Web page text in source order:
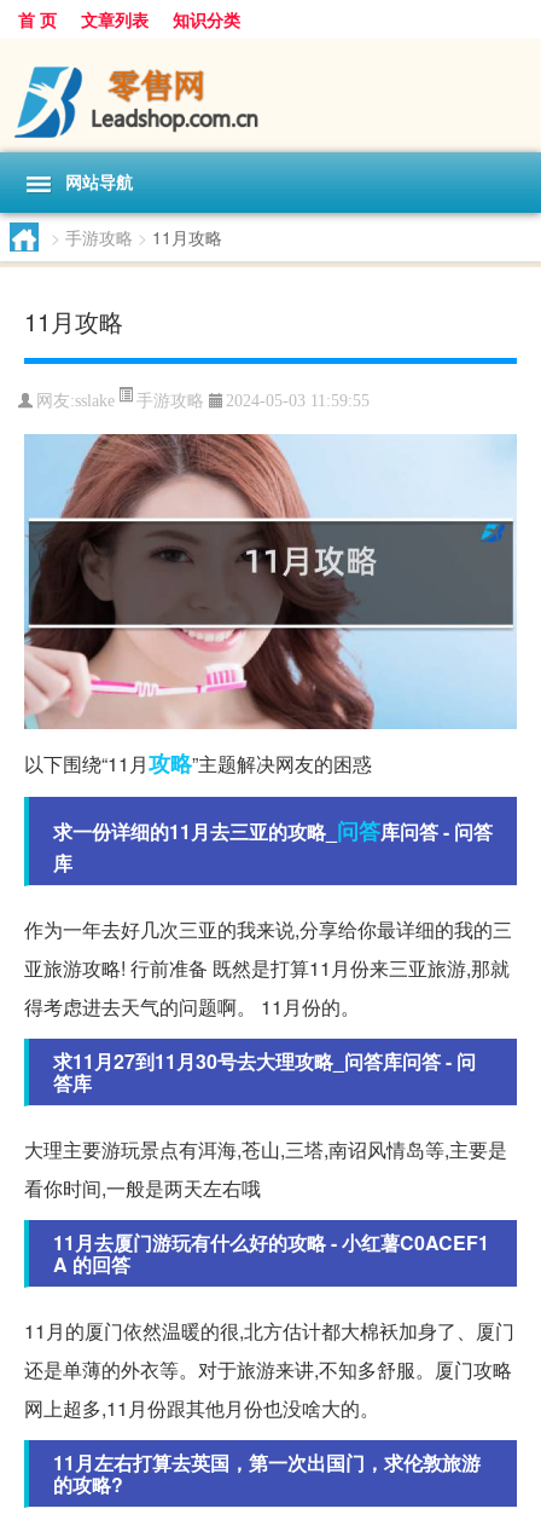
首 页 文章列表 知识分类
网站导航
> 手游攻略 > 11月攻略
11月攻略
网友:sslake 手游攻略 2024-05-03 11:59:55
以下围绕“11月攻略”主题解决网友的困惑
求一份详细的11月去三亚的攻略_ 问答库问答 - 问答
库
作为一年去好几次三亚的我来说,分享给你最详细的我的三
亚旅游攻略! 行前准备 既然是打算11月份来三亚旅游,那就
得考虑进去天气的问题啊。 11月份的。
求11月27到11月30号去大理攻略_问答库问答 - 问
答库
大理主要游玩景点有洱海,苍山,三塔,南诏风情岛等,主要是
看你时间,一般是两天左右哦
11月去厦门游玩有什么好的攻略 - 小红薯C0ACEF1
A 的回答
11月的厦门依然温暖的很,北方估计都大棉袄加身了、厦门
还是单薄的外衣等。对于旅游来讲,不知多舒服。厦门攻略
网上超多,11月份跟其他月份也没啥大的。
11月左右打算去英国，第一次出国门，求伦敦旅游
的攻略?